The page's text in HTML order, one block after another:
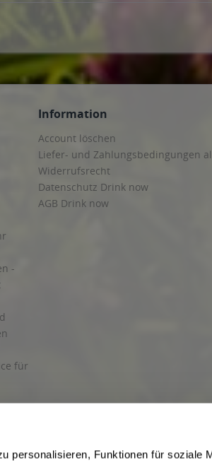
personalisieren, Funktionen für soziale
-
für
Information
Account löschen
Liefer- und Zahlungsbedingungen
Widerrufsrecht
Datenschutz Drink now
AGB Drink now